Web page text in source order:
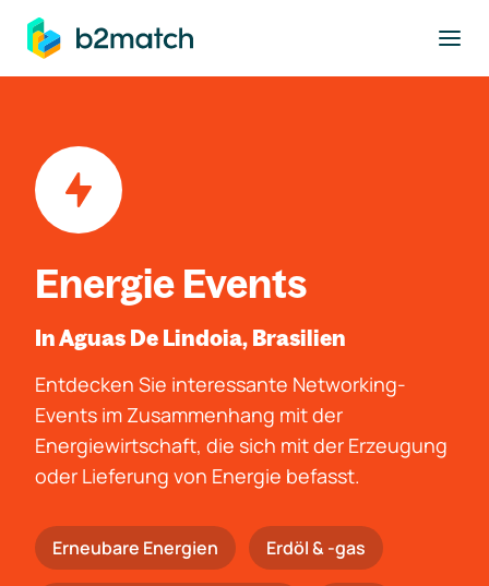
springen
Energie Events
In Aguas De Lindoia, Brasilien
Entdecken Sie interessante Networking-
Events im Zusammenhang mit der
Energiewirtschaft, die sich mit der Erzeugung
oder Lieferung von Energie befasst.
Erneubare Energien Erdöl & -gas